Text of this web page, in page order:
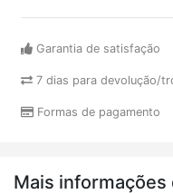
Garantia de satisfação
7 dias para devolução/
Formas de pagamento
Mais